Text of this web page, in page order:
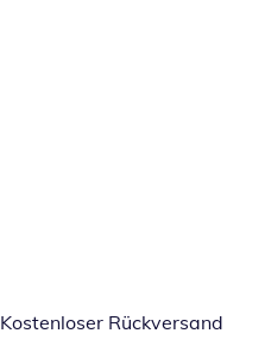
Kostenloser Rückversand